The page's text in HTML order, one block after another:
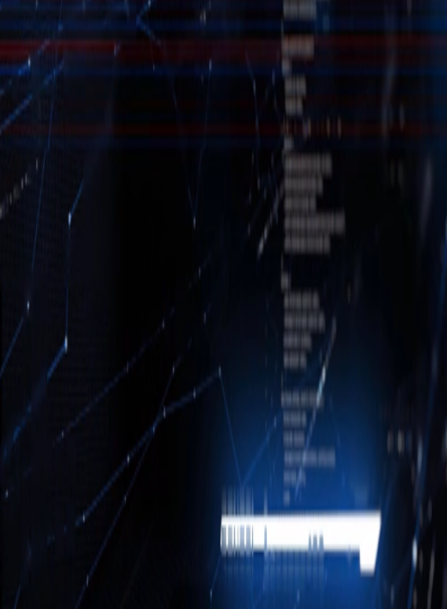
Go - App Web com Redis
Fiber
Django